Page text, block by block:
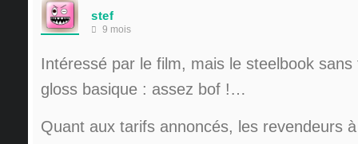
stef
9 mois
Intéressé par le film, mais le steelbook
gloss basique : assez bof !…
Quant aux tarifs annoncés, les revendeurs